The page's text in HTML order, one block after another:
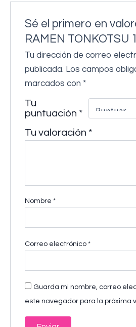
Sé el primero en
RAMEN TONKOTSU
Tu dirección de correo
publicada. Los campos
marcados con *
Tu
puntuación *
Tu valoración *
Nombre*
Correo electrónico*
Guarda mi nombre, correo
este navegador para la próxima